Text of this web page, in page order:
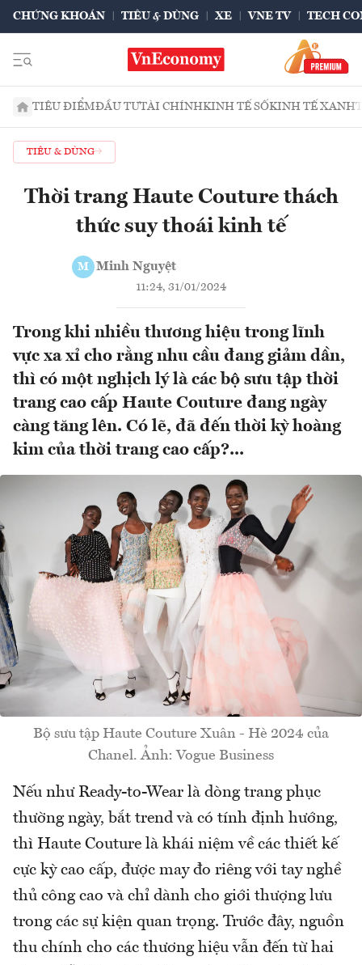
CHỨNG KHOÁN TIÊU & DÙNG XE VNE TV TECH
TIÊU ĐIỂMĐẦU TƯTÀI CHÍNHKINH TẾ SỐKINH TẾ XANH
TIÊU & DÙNG
Thời trang Haute Couture thách
thức suy thoái kinh tế
M Minh Nguyệt
11:24, 31/01/2024
Trong khi nhiều thương hiệu trong lĩnh
vực xa xỉ cho rằng nhu cầu đang giảm dần,
thì có một nghịch lý là các bộ sưu tập thời
trang cao cấp Haute Couture đang ngày
càng tăng lên. Có lẽ, đã đến thời kỳ hoàng
kim của thời trang cao cấp?...
Bộ sưu tập Haute Couture Xuân - Hè 2024 của
Chanel. Ảnh: Vogue Business
Nếu như Ready-to-Wear là dòng trang phục
thường ngày, bắt trend và có tính định hướng,
thì Haute Couture là khái niệm về các thiết kế
cực kỳ cao cấp, được may đo riêng với tay nghề
thủ công cao và chỉ dành cho giới thượng lưu
trong các sự kiện quan trọng. Trước đây, nguồn
thu chính cho các thương hiệu vẫn đến từ hai